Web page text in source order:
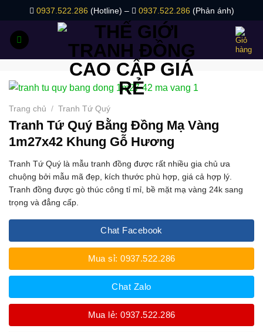
nội
dung
0937.522.286 (Hotline) – 0937.522.286 (Phản ánh)
Trang chủ / Tranh Tứ Quý
Tranh Tứ Quý Bằng Đồng Mạ Vàng
1m27x42 Khung Gỗ Hương
Tranh Tứ Quý là mẫu tranh đồng được rất nhiều gia chủ ưa
chuộng bởi mẫu mã đẹp, kích thước phù hợp, giá cả hợp lý.
Tranh đồng được gò thúc công tỉ mỉ, bề mặt mạ vàng 24k sang
trọng và đẳng cấp.
Chat Facebook
Mua sỉ: 0937.522.286
Chat Zalo
Mua lẻ: 0937.522.286